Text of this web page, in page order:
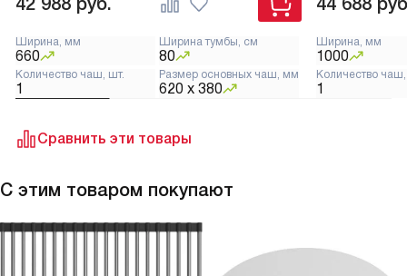
Сравнить эти товары
Ширина, мм
660
Ширина тумбы, см
80
Количество чаш, шт.
1
Размер основных чаш, мм
620 х 380
Ширина, мм
1000
Количество
1
С этим товаром покупают